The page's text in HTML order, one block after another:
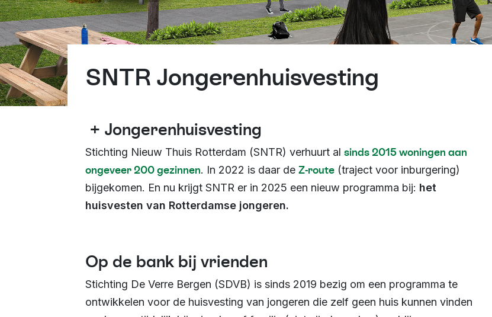
SNTR Jongerenhuisvesting
+ Jongerenhuisvesting
Stichting Nieuw Thuis Rotterdam (SNTR) verhuurt al sinds 2015 woningen aan
ongeveer 200 gezinnen. In 2022 is daar de Z-route (traject voor inburgering)
bijgekomen. En nu krijgt SNTR er in 2025 een nieuw programma bij: het
huisvesten van Rotterdamse jongeren.
Op de bank bij vrienden
Stichting De Verre Bergen (SDVB) is sinds 2019 bezig om een programma te
ontwikkelen voor de huisvesting van jongeren die zelf geen huis kunnen vinden